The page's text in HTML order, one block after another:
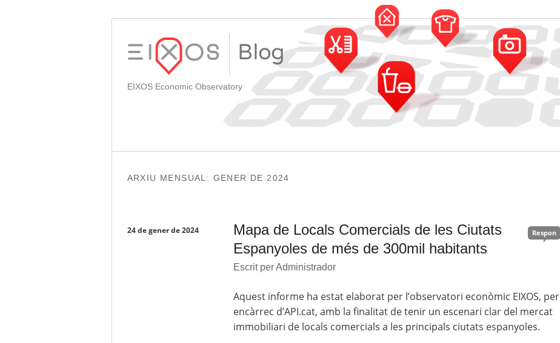
EIXOS Economic Observatory
ARXIU MENSUAL: GENER DE 2024
Mapa de Locals Comercials de les Ciutats
Espanyoles de més de 300mil habitants
24 de gener de 2024
Escrit per Administrador
Respon
Aquest informe ha estat elaborat per l’observatori econòmic EIXOS, per
encàrrec d’API.cat, amb la finalitat de tenir un escenari clar del mercat
immobiliari de locals comercials a les principals ciutats espanyoles.